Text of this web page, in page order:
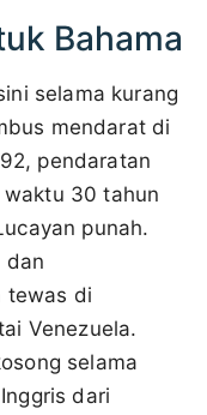
Bahama
selama kurang
mendarat di
pendaratan
30 tahun
punah.
dan
tewas di
Venezuela.
selama
dari